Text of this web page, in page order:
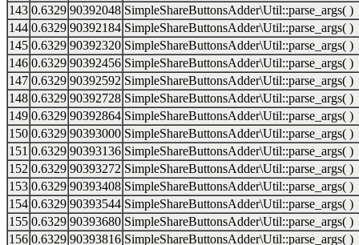
143 0.6329 90392048 SimpleShareButtonsAdder\Util::parse_args( )
144 0.6329 90392184 SimpleShareButtonsAdder\Util::parse_args( )
145 0.6329 90392320 SimpleShareButtonsAdder\Util::parse_args( )
146 0.6329 90392456 SimpleShareButtonsAdder\Util::parse_args( )
147 0.6329 90392592 SimpleShareButtonsAdder\Util::parse_args( )
148 0.6329 90392728 SimpleShareButtonsAdder\Util::parse_args( )
149 0.6329 90392864 SimpleShareButtonsAdder\Util::parse_args( )
150 0.6329 90393000 SimpleShareButtonsAdder\Util::parse_args( )
151 0.6329 90393136 SimpleShareButtonsAdder\Util::parse_args( )
152 0.6329 90393272 SimpleShareButtonsAdder\Util::parse_args( )
153 0.6329 90393408 SimpleShareButtonsAdder\Util::parse_args( )
154 0.6329 90393544 SimpleShareButtonsAdder\Util::parse_args( )
155 0.6329 90393680 SimpleShareButtonsAdder\Util::parse_args( )
156 0.6329 90393816 SimpleShareButtonsAdder\Util::parse_args( )